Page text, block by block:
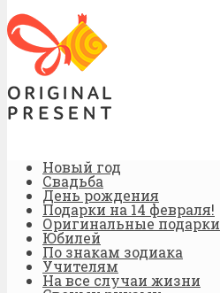
Новый год
Свадьба
День рождения
Подарки на 14 февраля!
Оригинальные подарки
Юбилей
По знакам зодиака
Учителям
На все случаи жизни